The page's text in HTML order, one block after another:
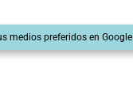
medios preferidos en Google